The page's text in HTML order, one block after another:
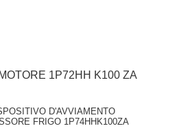
1P72HH K100 ZA
D'AVVIAMENTO
FRIGO 1P74HHK100ZA